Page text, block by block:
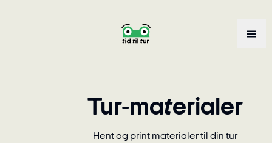
Tur-materialer
Hent og print materialer til din tur